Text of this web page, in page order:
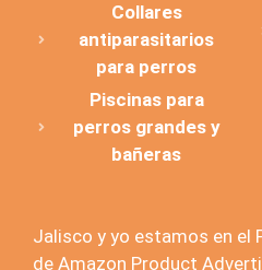
Collares
antiparasitarios
para perros
Piscinas para
perros grandes y
bañeras
Jalisco y yo estamos en el
de Amazon Product